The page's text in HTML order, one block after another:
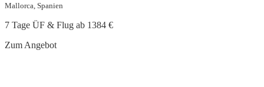
Mallorca, Spanien
7 Tage ÜF & Flug ab 1384 €
Zum Angebot